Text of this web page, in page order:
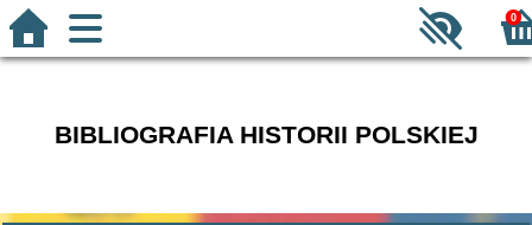
0
BIBLIOGRAFIA HISTORII POLSKIEJ